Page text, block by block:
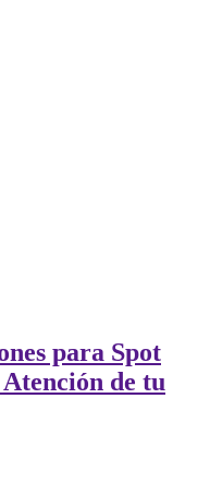
para Spot
de tu